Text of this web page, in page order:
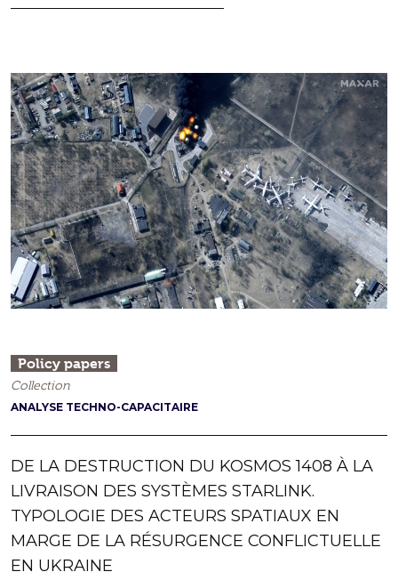
Policy papers
Collection
ANALYSE TECHNO-CAPACITAIRE
DE LA DESTRUCTION DU KOSMOS 1408 À LA
LIVRAISON DES SYSTÈMES STARLINK.
TYPOLOGIE DES ACTEURS SPATIAUX EN
MARGE DE LA RÉSURGENCE CONFLICTUELLE
EN UKRAINE